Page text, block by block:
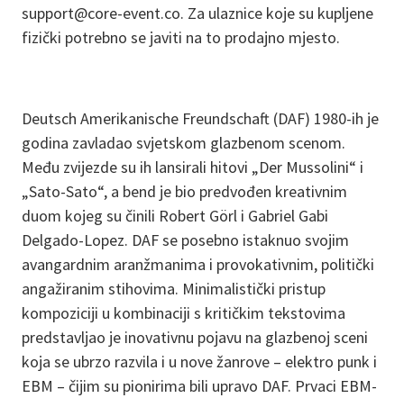
support@core-event.co. Za ulaznice koje su kupljene
fizički potrebno se javiti na to prodajno mjesto.
Deutsch Amerikanische Freundschaft (DAF) 1980-ih je
godina zavladao svjetskom glazbenom scenom.
Među zvijezde su ih lansirali hitovi „Der Mussolini“ i
„Sato-Sato“, a bend je bio predvođen kreativnim
duom kojeg su činili Robert Görl i Gabriel Gabi
Delgado-Lopez. DAF se posebno istaknuo svojim
avangardnim aranžmanima i provokativnim, politički
angažiranim stihovima. Minimalistički pristup
kompoziciji u kombinaciji s kritičkim tekstovima
predstavljao je inovativnu pojavu na glazbenoj sceni
koja se ubrzo razvila i u nove žanrove – elektro punk i
EBM – čijim su pionirima bili upravo DAF. Prvaci EBM-